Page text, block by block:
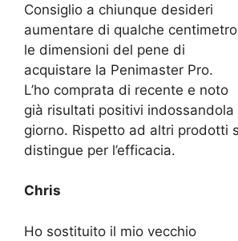
Consiglio a chiunque desideri
aumentare di qualche centimetro
le dimensioni del pene di
acquistare la Penimaster Pro.
L’ho comprata di recente e noto
già risultati positivi indossandola
giorno. Rispetto ad altri prodotti
distingue per l’efficacia.
Chris
Ho sostituito il mio vecchio